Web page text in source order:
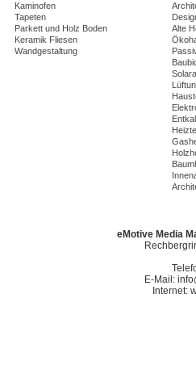
Kaminofen
Tapeten
Parkett und Holz Boden
Keramik Fliesen
Wandgestaltung
Alte
eMotive Media
E-Mail:
Internet: